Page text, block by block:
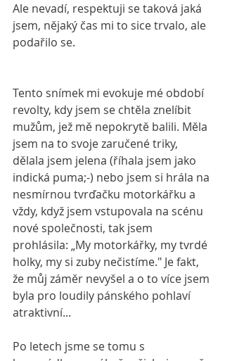
Ale nevadí, respektuji se taková jaká
jsem, nějaký čas mi to sice trvalo, ale
podařilo se.
Tento snímek mi evokuje mé období
revolty, kdy jsem se chtěla znelíbit
mužům, jež mě nepokrytě balili. Měla
jsem na to svoje zaručené triky,
dělala jsem jelena (říhala jsem jako
indická puma;-) nebo jsem si hrála na
nesmírnou tvrďačku motorkářku a
vždy, když jsem vstupovala na scénu
nové společnosti, tak jsem
prohlásila: „My motorkářky, my tvrdé
holky, my si zuby nečistíme." Je fakt,
že můj záměr nevyšel a o to více jsem
byla pro loudily pánského pohlaví
atraktivní...
Po letech jsme se tomu s